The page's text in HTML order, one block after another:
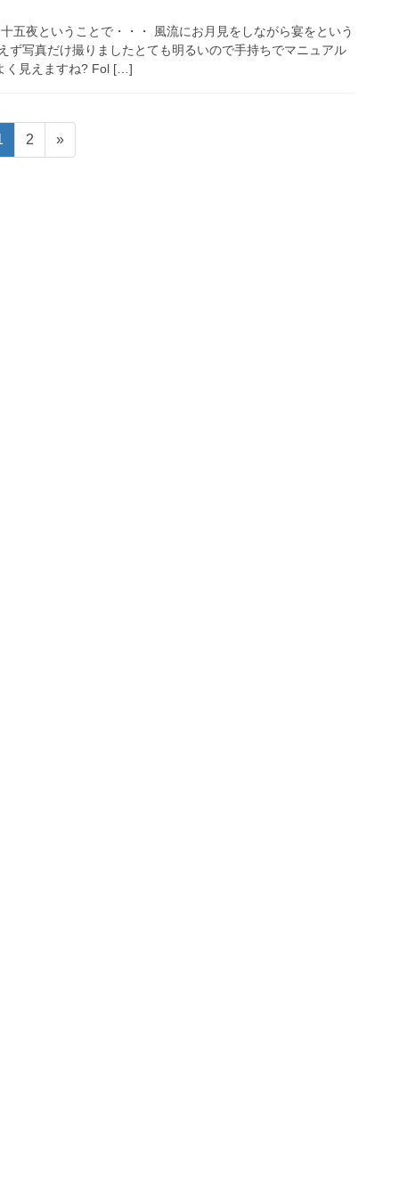
五夜ということで・・・ 風流にお月見をしながら宴をという
ず写真だけ撮りましたとても明るいので手持ちでマニュアル
く見えますね? Fol […]
固
定
2 »